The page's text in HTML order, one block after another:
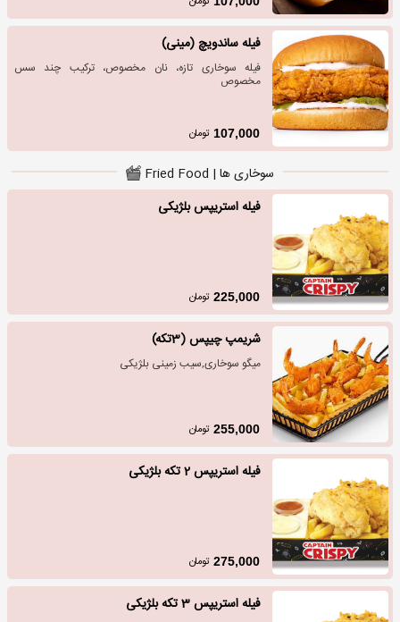
فیله ساندویچ (مینی)
فیله سوخاری تازه، نان مخصوص، ترکیب چند سس
مخصوص
107,000 تومان
سوخاری ها | Fried Food
فیله استریپس بلژیکی
225,000 تومان
شریمپ چیپس (3تکه)
میگو سوخاری,سیب زمینی بلژیکی
255,000 تومان
فیله استریپس 2 تکه بلژیکی
275,000 تومان
فیله استریپس 3 تکه بلژیکی